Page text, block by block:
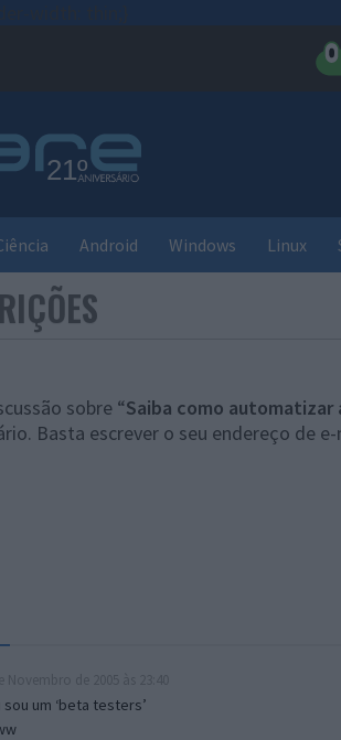
Android Windows Linux
sobre “Saiba como
Basta escrever o seu endereço de
um ‘beta testers’